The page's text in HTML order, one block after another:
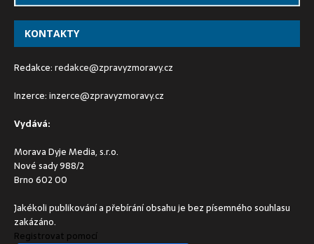
KONTAKTY
Redakce:redakce@zpravyzmoravy.cz
Inzerce:inzerce@zpravyzmoravy.cz
Vydává:
Morava Dyje Media, s.r.o.
Nové sady 988/2
Brno 602 00
Jakékoli publikování a přebírání obsahu je bez písemného souhlasu
zakázáno.
Registrovat pomocí